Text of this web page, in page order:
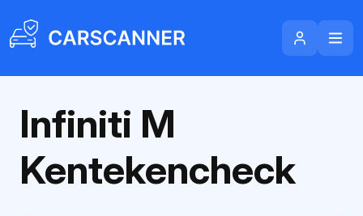
Infiniti M
Kentekencheck